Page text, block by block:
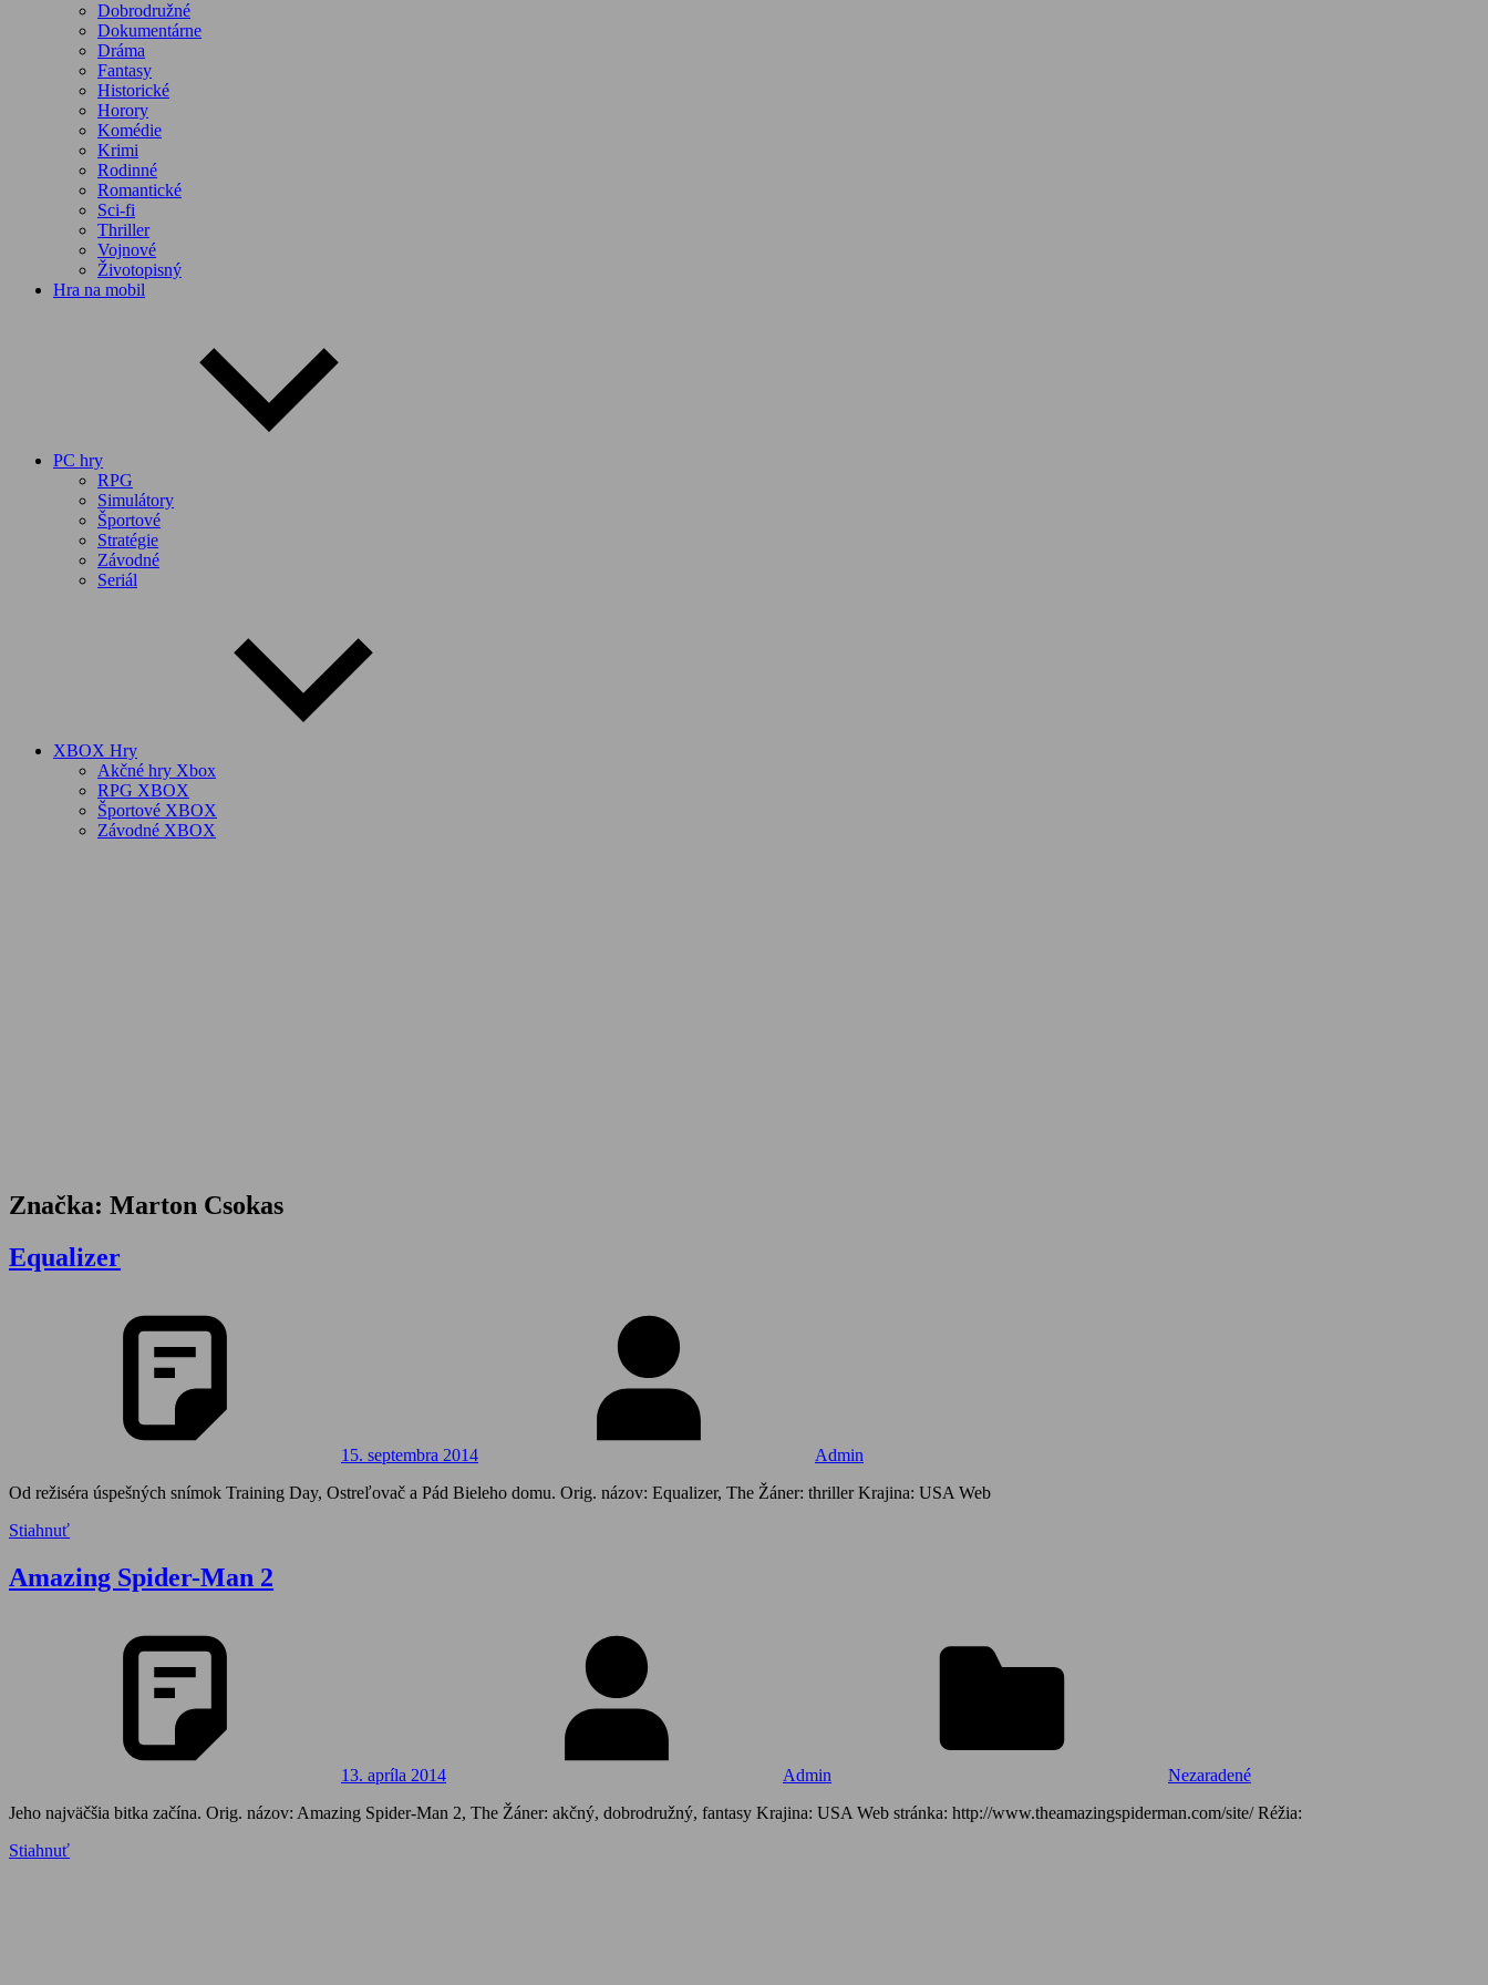
Dobrodružné
Dokumentárne
Dráma
Fantasy
Historické
Horory
Komédie
Krimi
Rodinné
Romantické
Sci-fi
Thriller
Vojnové
Životopisný
Hra na mobil
PC hry
RPG
Simulátory
Športové
Stratégie
Závodné
Seriál
XBOX Hry
Akčné hry Xbox
RPG XBOX
Športové XBOX
Závodné XBOX
Značka: Marton Csokas
Equalizer
15. septembra 2014
Admin
Od režiséra úspešných snímok Training Day, Ostreľovač a Pád Bieleho domu. Orig. názov: Equalizer, The Žáner: thriller Krajina: USA Web
Stiahnuť
Amazing Spider-Man 2
13. apríla 2014 Admin
Nezaradené
Jeho najväčšia bitka začína. Orig. názov: Amazing Spider-Man 2, The Žáner: akčný, dobrodružný, fantasy Krajina: USA Web stránka: http://www.theamazingspiderman.com/site/ Réžia:
Stiahnuť